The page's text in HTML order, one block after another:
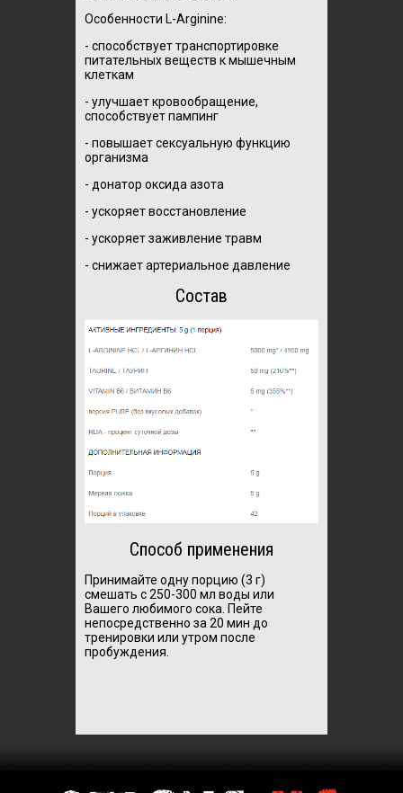
Особенности L-Arginine:
- способствует транспортировке
питательных веществ к мышечным
клеткам
- улучшает кровообращение,
способствует пампинг
- повышает сексуальную функцию
организма
- донатор оксида азота
- ускоряет восстановление
- ускоряет заживление травм
- снижает артериальное давление
Состав
Способ применения
Принимайте одну порцию (3 г)
смешать с 250-300 мл воды или
Вашего любимого сока. Пейте
непосредственно за 20 мин до
тренировки или утром после
пробуждения.